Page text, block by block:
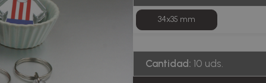
34x35 mm
Cantidad: 10 uds.